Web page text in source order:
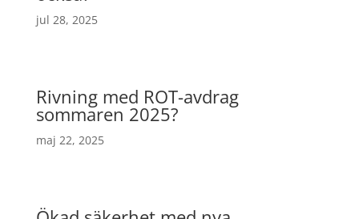
jul 28, 2025
Rivning med ROT-avdrag
sommaren 2025?
maj 22, 2025